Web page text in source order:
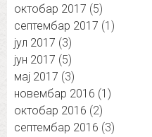
октобар 2017 (5)
септембар 2017 (1)
јул 2017 (3)
јун 2017 (5)
мај 2017 (3)
новембар 2016 (1)
октобар 2016 (2)
септембар 2016 (3)